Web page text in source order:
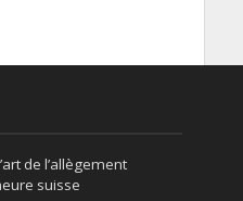
de l’allègement
suisse